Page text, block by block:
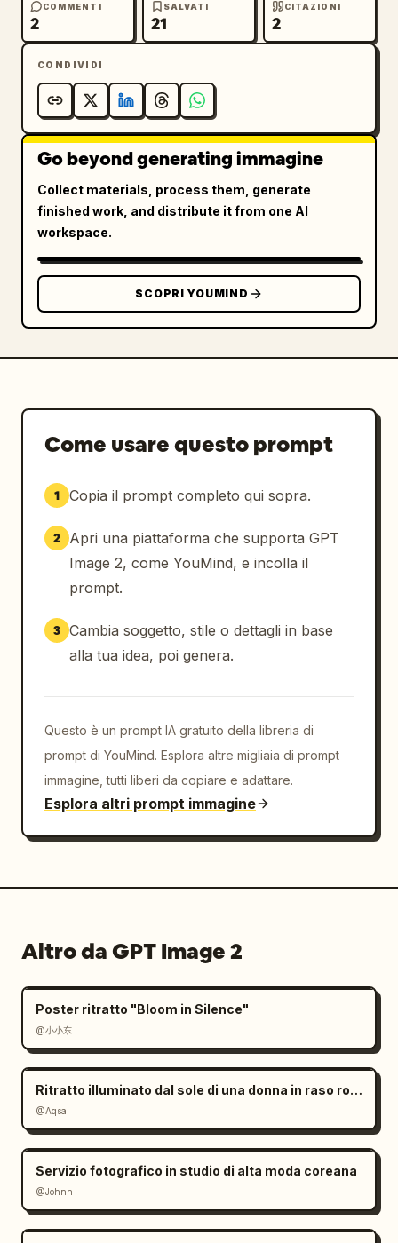
COMMENTI
2
SALVATI
21
CITAZIONI
2
CONDIVIDI
Go beyond generating immagine
Collect materials, process them, generate
finished work, and distribute it from one AI
workspace.
SCOPRI YOUMIND
Come usare questo prompt
1 Copia il prompt completo qui sopra.
2
Apri una piattaforma che supporta GPT
Image 2, come YouMind, e incolla il
prompt.
3 Cambia soggetto, stile o dettagli in base
alla tua idea, poi genera.
Questo è un prompt IA gratuito della libreria di
prompt di YouMind. Esplora altre migliaia di prompt
immagine, tutti liberi da copiare e adattare.
Esplora altri prompt immagine
Altro da GPT Image 2
Poster ritratto "Bloom in Silence"
@小小东
Ritratto illuminato dal sole di una donna in raso rosso
@Aqsa
Servizio fotografico in studio di alta moda coreana
@Johnn